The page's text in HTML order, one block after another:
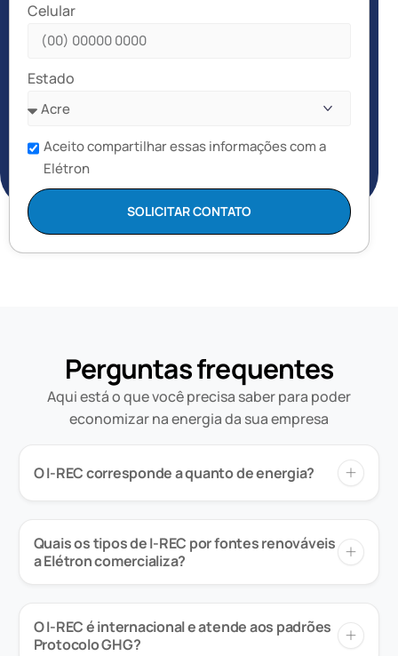
Celular
Estado
Aceito compartilhar essas informações com a
Elétron
SOLICITAR CONTATO
Perguntas frequentes
Aqui está o que você precisa saber para poder
economizar na energia da sua empresa
O I-REC corresponde a quanto de energia?
Quais os tipos de I-REC por fontes renováveis
a Elétron comercializa?
O I-REC é internacional e atende aos padrões
Protocolo GHG?